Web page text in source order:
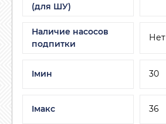
(для ШУ)
Наличие насосов
подпитки
Нет
Iмин 30
Iмакс 36